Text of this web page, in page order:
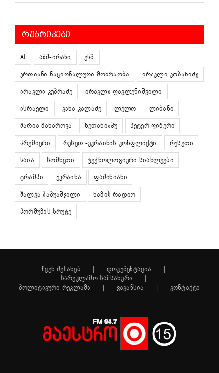
ᲠᲣᲑᲠᲘᲙᲔᲑᲘ
AI აშშ-ირანი
ენმ
ერთიანი ნაციონალური მოძრაობა
ირაკლი კობახიძე
ირაკლი კუპრაძე
ირაკლი ფავლენიშვილი
ისრაელი
კახა კალაძე ლელო
ლიბანი
მარია ზახაროვა
ნეთანიაჰუ
პეტერ ფიშერი
პრემიერი
რუსეთ -უკრაინის კონფლიქტი
რუსეთი
საია
სომხეთი
ტექნოლოგიური სიახლეები
ტრამპი
უკრაინა
ფაშინიანი
შალვა პაპუაშვილი
ხაზის რადიო
ჰორმუზის სრუტე
ჩვენ შესახებ
დოკუმენტაცია
სარეკლამო სამსახური
პოლიტიკური რეკლამა
ვაკანსია კონტაქტი